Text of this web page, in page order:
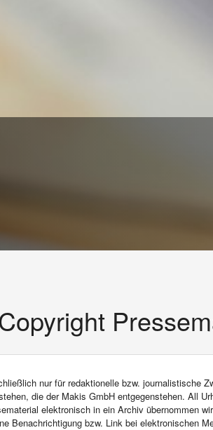
nur für redaktionelle bzw. journalistische
die der Makis GmbH entgegenstehen. All
elektronisch in ein Archiv übernommen
Benachrichtigung bzw. Link bei elektronischen